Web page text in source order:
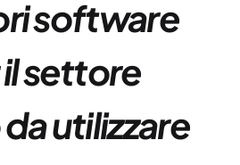
software
settore
utilizzare